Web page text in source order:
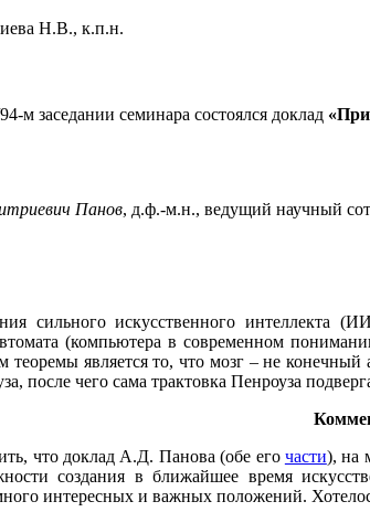
Н.В., к.п.н.
м заседании семинара состоялся доклад
Панов, д.ф.-м.н., ведущий научный
сильного искусственного
(компьютера в современном
теоремы является то, что мозг – не
после чего сама трактовка Пенроуза
что доклад А.Д. Панова (обе его части), на
создания в ближайшее время
интересных и важных положений.